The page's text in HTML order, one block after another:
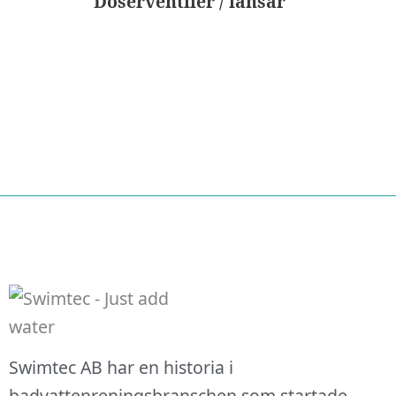
Swimtec AB har en historia i
Nödvändiga
Dessa kakor